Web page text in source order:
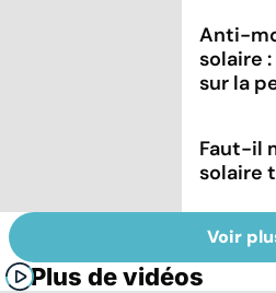
Anti-
solaire
sur la
Faut-il
solaire
Voir
Plus de vidéos